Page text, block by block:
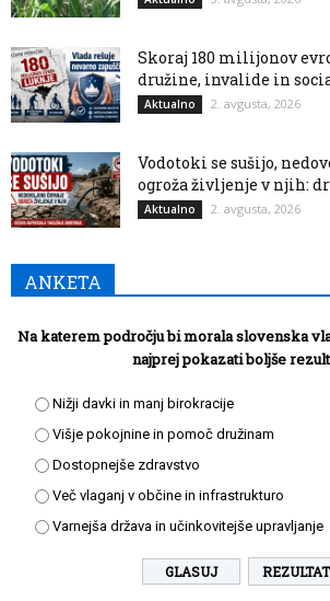
Skoraj 180 milijonov
družine, invalide in
Aktualno 2. avgusta, 2026
Vodotoki se sušijo,
ogroža življenje v njih:
Aktualno 2. avgusta, 2026
ANKETA
Na katerem področju bi morala slovenska
najprej pokazati boljše
Nižji davki in manj birokracije
Višje pokojnine in pomoč družinam
Dostopnejše zdravstvo
Več vlaganj v občine in infrastrukturo
Varnejša država in učinkovitejše upravljanje